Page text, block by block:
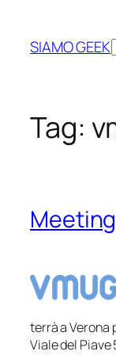
contenuto
SIAMO GEEK
Tag:
terrà a Verona
Viale del Piave